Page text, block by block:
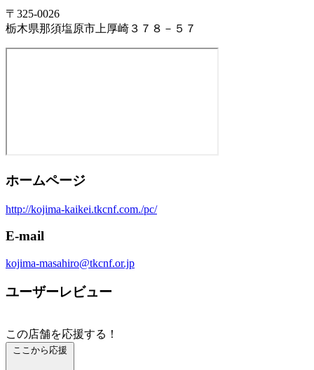
〒325-0026
栃木県那須塩原市上厚崎３７８－５７
ホームページ
http://kojima-kaikei.tkcnf.com./pc/
E-mail
kojima-masahiro@tkcnf.or.jp
ユーザーレビュー
この店舗を応援する！
ここから応援